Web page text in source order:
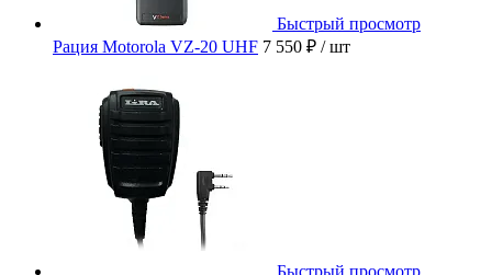
Быстрый просмотр
Рация Motorola VZ-20 UHF 7 550 ₽ / шт